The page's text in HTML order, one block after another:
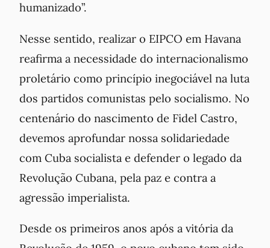
humanizado”.
Nesse sentido, realizar o EIPCO em Havana
reafirma a necessidade do internacionalismo
proletário como princípio inegociável na luta
dos partidos comunistas pelo socialismo. No
centenário do nascimento de Fidel Castro,
devemos aprofundar nossa solidariedade
com Cuba socialista e defender o legado da
Revolução Cubana, pela paz e contra a
agressão imperialista.
Desde os primeiros anos após a vitória da